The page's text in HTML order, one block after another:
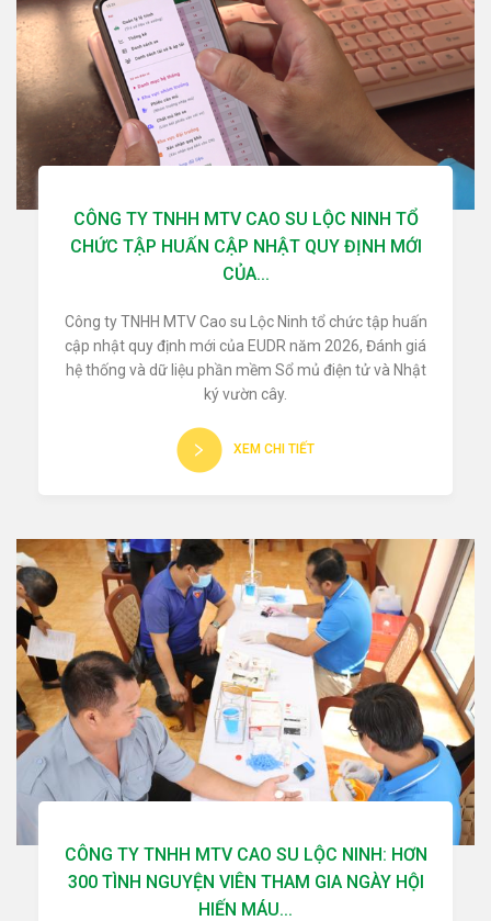
CÔNG TY TNHH MTV CAO SU LỘC NINH TỔ
CHỨC TẬP HUẤN CẬP NHẬT QUY ĐỊNH MỚI
CỦA...
Công ty TNHH MTV Cao su Lộc Ninh tổ chức tập huấn
cập nhật quy định mới của EUDR năm 2026, Đánh giá
hệ thống và dữ liệu phần mềm Sổ mủ điện tử và Nhật
ký vườn cây.
XEM CHI TIẾT
CÔNG TY TNHH MTV CAO SU LỘC NINH: HƠN
300 TÌNH NGUYỆN VIÊN THAM GIA NGÀY HỘI
HIẾN MÁU...